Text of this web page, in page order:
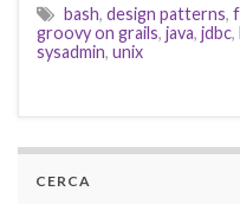
bash, design patterns,
groovy on grails, java, jdbc,
sysadmin, unix
CERCA